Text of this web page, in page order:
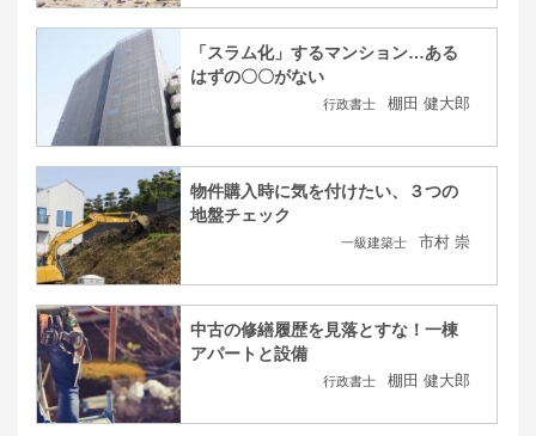
「スラム化」するマンション…ある
はずの〇〇がない
行政書士 棚田 健大郎
物件購入時に気を付けたい、３つの
地盤チェック
一級建築士 市村 崇
中古の修繕履歴を見落とすな！一棟
アパートと設備
行政書士 棚田 健大郎